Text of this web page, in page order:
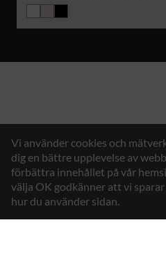
Vi använder cookies och
dig en bättre upplevelse av
förbättra innehållet på vår
välja OK godkänner att vi
hur du använder sidan.